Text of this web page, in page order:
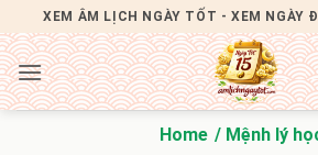
qua
nội
dung
XEM ÂM LỊCH NGÀY TỐT - XEM NGÀY
Home
Mệnh lý